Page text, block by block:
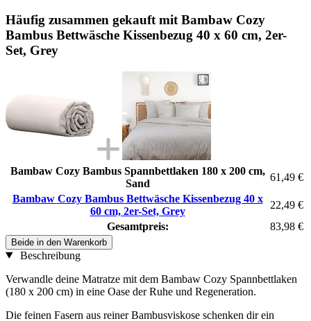
Häufig zusammen gekauft mit Bambaw Cozy
Bambus Bettwäsche Kissenbezug 40 x 60 cm, 2er-
Set, Grey
Bambaw Cozy Bambus Spannbettlaken 180 x 200 cm,
Sand
61,49 €
Bambaw Cozy Bambus Bettwäsche Kissenbezug 40 x
60 cm, 2er-Set, Grey
22,49 €
Gesamtpreis:
83,98 €
Beide in den Warenkorb
Beschreibung
Verwandle deine Matratze mit dem Bambaw Cozy Spannbettlaken
(180 x 200 cm) in eine Oase der Ruhe und Regeneration.
Die feinen Fasern aus reiner Bambusviskose schenken dir ein